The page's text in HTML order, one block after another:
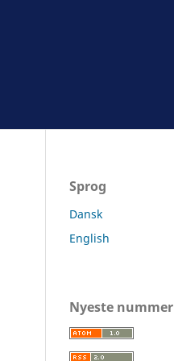
Sprog
Dansk
English
Nyeste nummer